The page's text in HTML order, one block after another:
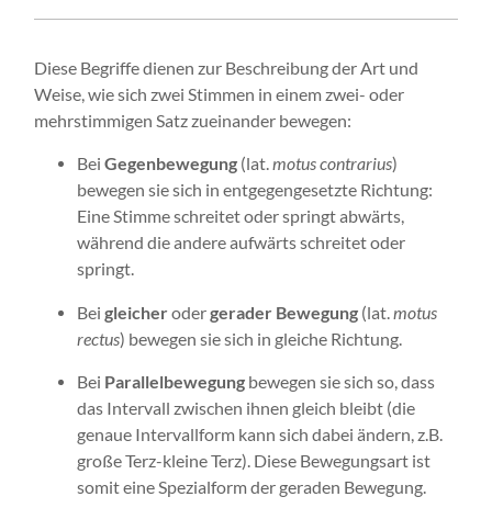
Diese Begriffe dienen zur Beschreibung der Art und
Weise, wie sich zwei Stimmen in einem zwei- oder
mehrstimmigen Satz zueinander bewegen:
Bei Gegenbewegung(lat.motus contrarius)
bewegen sie sich in entgegengesetzte Richtung:
Eine Stimme schreitet oder springt abwärts,
während die andere aufwärts schreitet oder
springt.
Bei gleicherodergerader Bewegung(lat.motus
rectus) bewegen sie sich in gleiche Richtung.
Bei Parallelbewegungbewegen sie sich so, dass
das Intervall zwischen ihnen gleich bleibt (die
genaue Intervallform kann sich dabei ändern, z.B.
große Terz-kleine Terz). Diese Bewegungsart ist
somit eine Spezialform der geraden Bewegung.